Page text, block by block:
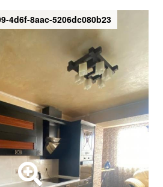
4d6f-8aac-5206dc080b23